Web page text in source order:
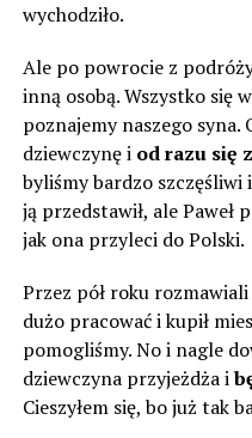
wychodziło.
Ale po powrocie z
inną osobą. Wszystko się
poznajemy naszego syna.
dziewczynę i od razu się
byliśmy bardzo szczęśliwi
ją przedstawił, ale Paweł
jak ona przyleci do Polski.
Przez pół roku
dużo pracować i kupił
pomogliśmy. No i nagle
dziewczyna przyjeżdża i
Cieszyłem się, bo już tak